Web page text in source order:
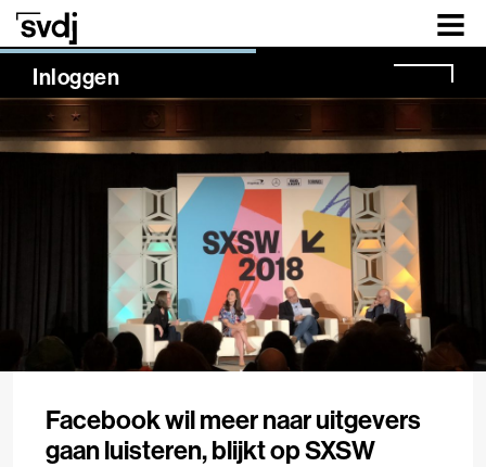
Naar hoofdinhoud
Inloggen
NaN%
Facebook wil meer naar uitgevers
gaan luisteren, blijkt op SXSW